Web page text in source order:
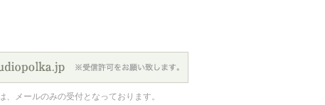
、メールのみの受付となっております。